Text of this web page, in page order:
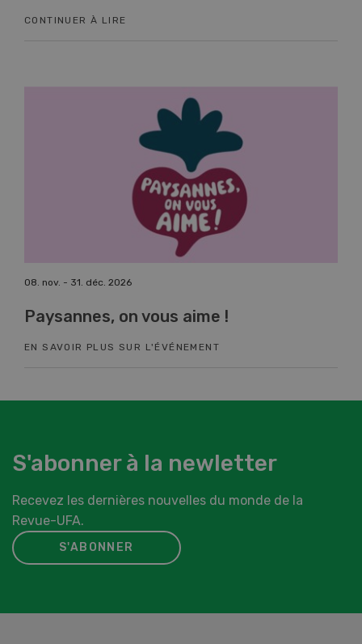
CONTINUER À LIRE
08. nov. - 31. déc. 2026
Paysannes, on vous aime !
EN SAVOIR PLUS SUR L'ÉVÉNEMENT
S'abonner à la newletter
Recevez les dernières nouvelles du monde de la
Revue-UFA.
S'ABONNER